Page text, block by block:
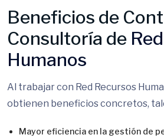
Beneficios de
Consultoría de
Humanos
Al trabajar con Red Recursos
obtienen beneficios concretos,
Mayor eficiencia en la gestión de